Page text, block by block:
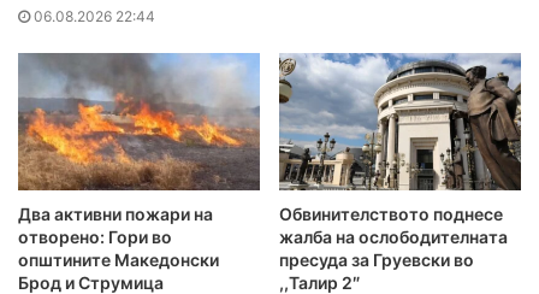
06.08.2026 22:44
Два активни пожари на
отворено: Гори во
општините Македонски
Брод и Струмица
Обвинителството поднесе
жалба на ослободителната
пресуда за Груевски во
,,Талир 2″